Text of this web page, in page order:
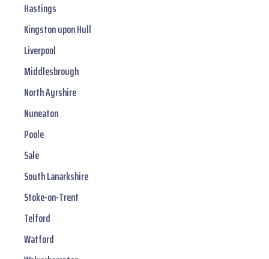
Hastings
Kingston upon Hull
Liverpool
Middlesbrough
North Ayrshire
Nuneaton
Poole
Sale
South Lanarkshire
Stoke-on-Trent
Telford
Watford